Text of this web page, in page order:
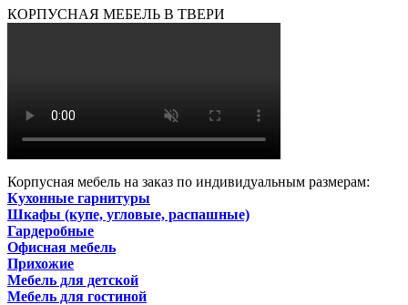
КОРПУСНАЯ МЕБЕЛЬ В ТВЕРИ
Корпусная мебель на заказ по индивидуальным размерам:
Кухонные гарнитуры
Шкафы (купе, угловые, распашные)
Гардеробные
Офисная мебель
Прихожие
Мебель для детской
Мебель для гостиной